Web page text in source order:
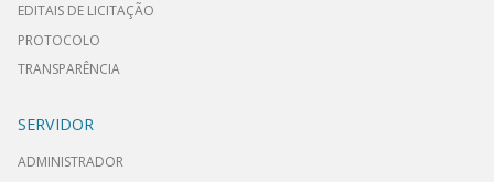
EDITAIS DE LICITAÇÃO
PROTOCOLO
TRANSPARÊNCIA
SERVIDOR
ADMINISTRADOR